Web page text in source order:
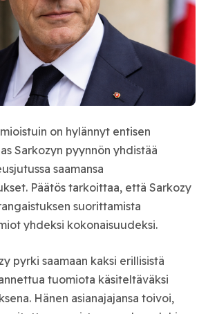
on hylännyt entisen
Sarkozyn pyynnön yhdistää
saamansa
Päätös tarkoittaa, että Sarkozy
suorittamista
yhdeksi kokonaisuudeksi.
pyrki saamaan kaksi erillisistä
tuomiota käsiteltäväksi
Hänen asianajajansa toivoi,